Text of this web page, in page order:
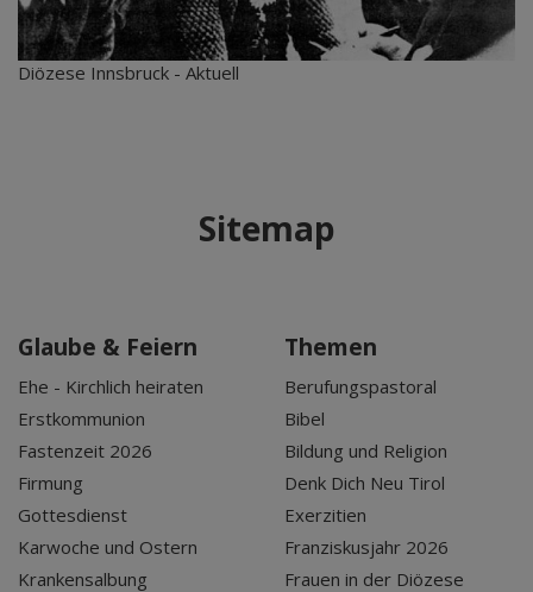
Diözese Innsbruck - Aktuell
Sitemap
Glaube & Feiern
Ehe - Kirchlich heiraten
Erstkommunion
Fastenzeit 2026
Firmung
Gottesdienst
Karwoche und Ostern
Krankensalbung
Themen
Berufungspastoral
Bibel
Bildung und Religion
Denk Dich Neu Tirol
Exerzitien
Franziskusjahr 2026
Frauen in der Diözese